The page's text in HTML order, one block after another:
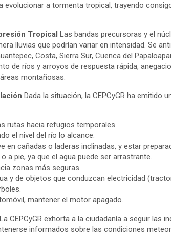
a tormenta tropical, trayendo
Tropical Las bandas precursoras y el
lluvias que podrían variar en intensidad. Se
Costa, Sierra Sur, Cuenca del
de ríos y arroyos de respuesta rápida,
montañosas.
Dada la situación, la CEPCyGR ha emitido
rutas hacia refugios temporales.
el nivel del río lo alcance.
en cañadas o laderas inclinadas, y estar
a pie, ya que el agua puede ser arrastrante.
zonas más seguras.
y de objetos que conduzcan electricidad
mantener el motor apagado.
La CEPCyGR exhorta a la ciudadanía a seguir las
informados sobre las condiciones